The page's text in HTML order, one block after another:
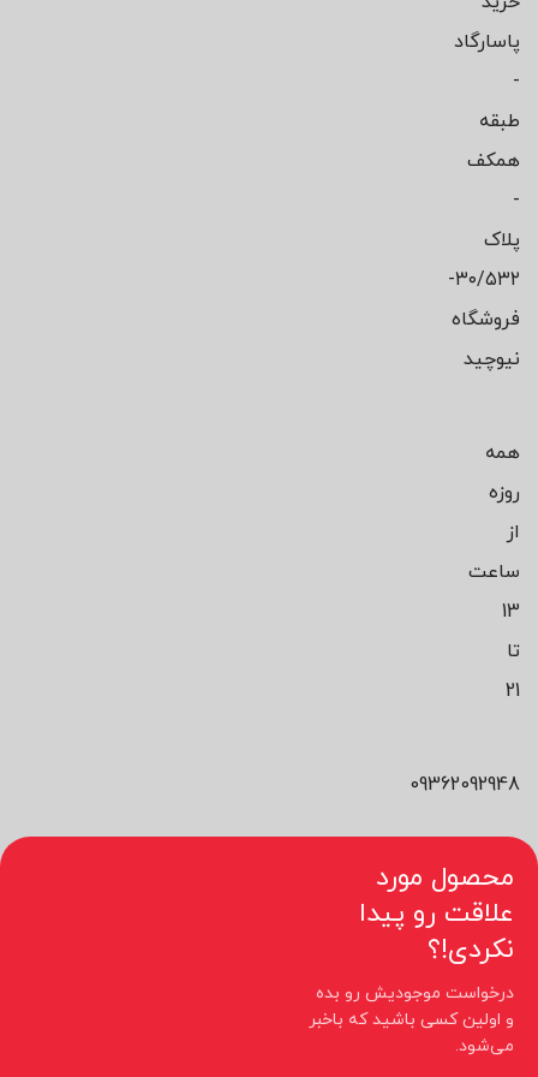
پاسارگاد
-
طبقه
همکف
-
پلاک
۳۰/۵۳۲-
فروشگاه
نیوچید
همه
روزه
از
ساعت
13
تا
21
09362092948
محصول مورد
علاقت رو پیدا
نکردی!؟
درخواست موجودیش رو بده
و اولین کسی باشید که باخبر
می‌شود.